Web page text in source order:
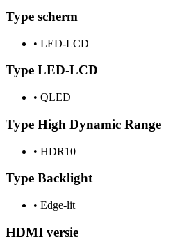
Type scherm
• LED-LCD
Type LED-LCD
• QLED
Type High Dynamic Range
• HDR10
Type Backlight
• Edge-lit
HDMI versie